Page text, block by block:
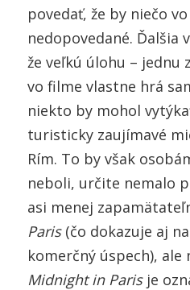
povedať, že by niečo
nedopovedané. Ďalšia
že veľkú úlohu – jednu
vo filme vlastne hrá
niekto by mohol
turisticky zaujímavé
Rím. To by však
neboli, určite nemalo
asi menej
Paris(čo dokazuje aj
komerčný úspech),
Midnight in Parisje